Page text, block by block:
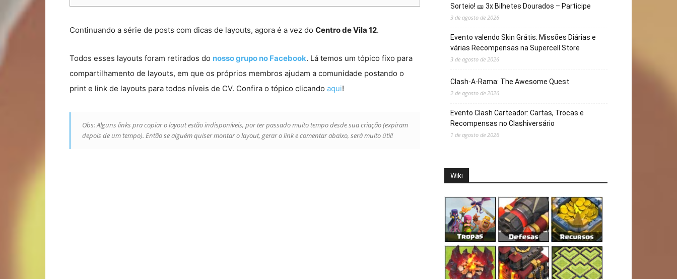
Continuando a série de posts com dicas de layouts, agora é a vez do Centro de Vila 12.
Todos esses layouts foram retirados do nosso grupo no Facebook. Lá temos um tópico fixo para
compartilhamento de layouts, em que os próprios membros ajudam a comunidade postando o
print e link de layouts para todos níveis de CV. Confira o tópico clicando aqui!
Obs: Alguns links pra copiar o layout estão indisponíveis, por ter passado muito tempo desde sua criação (expiram
depois de um tempo). Então se alguém quiser montar o layout, gerar o link e comentar abaixo, será muito útil!
Sorteio! 🎫 3x Bilhetes Dourados – Participe
3 de agosto de 2026
Evento valendo Skin Grátis: Missões Diárias e
várias Recompensas na Supercell Store
3 de agosto de 2026
Clash-A-Rama: The Awesome Quest
2 de agosto de 2026
Evento Clash Carteador: Cartas, Trocas e
Recompensas no Clashiversário
1 de agosto de 2026
Wiki